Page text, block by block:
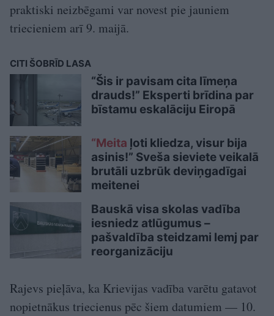
praktiski neizbēgami var novest pie jauniem
triecieniem arī 9. maijā.
CITI ŠOBRĪD LASA
“Šis ir pavisam cita līmeņa
drauds!” Eksperti brīdina par
bīstamu eskalāciju Eiropā
“Meita ļoti kliedza, visur bija
asinis!” Sveša sieviete veikalā
brutāli uzbrūk deviņgadīgai
meitenei
Bauskā visa skolas vadība
iesniedz atlūgumus –
pašvaldība steidzami lemj par
reorganizāciju
Rajevs pieļāva, ka Krievijas vadība varētu gatavot
nopietnākus triecienus pēc šiem datumiem — 10.